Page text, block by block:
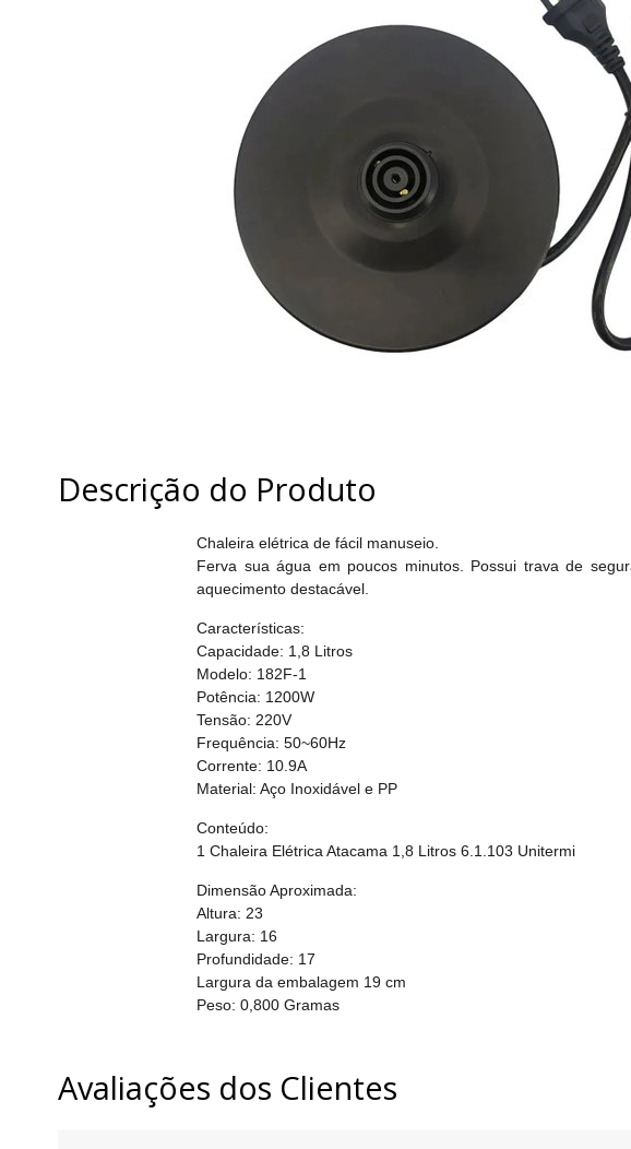
Descrição do Produto
Chaleira elétrica de fácil manuseio.
Ferva sua água em poucos minutos. Possui trava de
aquecimento destacável.
Características:
Capacidade: 1,8 Litros
Modelo: 182F-1
Potência: 1200W
Tensão: 220V
Frequência: 50~60Hz
Corrente: 10.9A
Material: Aço Inoxidável e PP
Conteúdo:
1 Chaleira Elétrica Atacama 1,8 Litros 6.1.103 Unitermi
Dimensão Aproximada:
Altura: 23
Largura: 16
Profundidade: 17
Largura da embalagem 19 cm
Peso: 0,800 Gramas
Avaliações dos Clientes